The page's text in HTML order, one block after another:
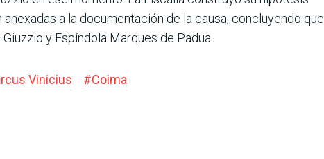
a la documentación de la causa, concluyendo que
y Espíndola Marques de Padua.
Vinicius #Coima